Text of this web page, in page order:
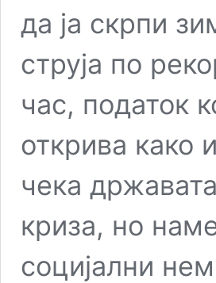
да ја скрпи
струја по
час, податок
открива како
чека
криза, но
социјални